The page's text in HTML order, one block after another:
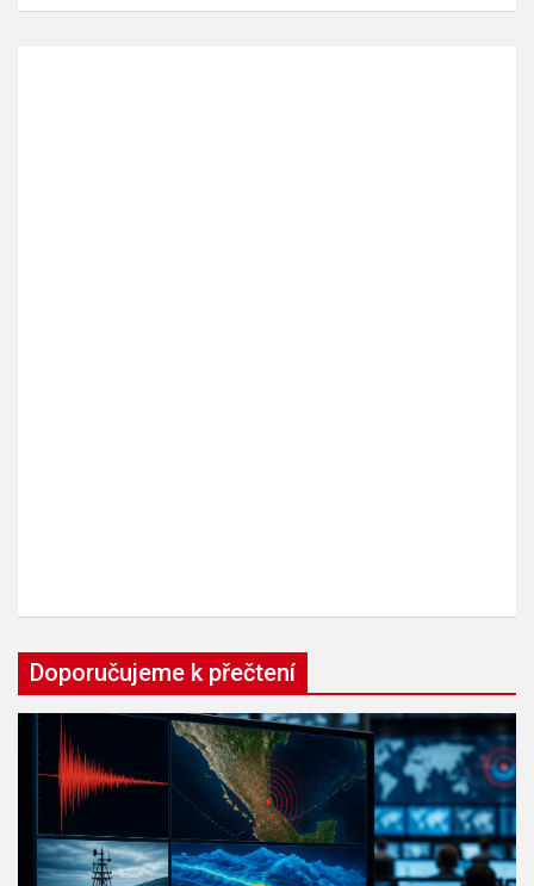
Doporučujeme k přečtení